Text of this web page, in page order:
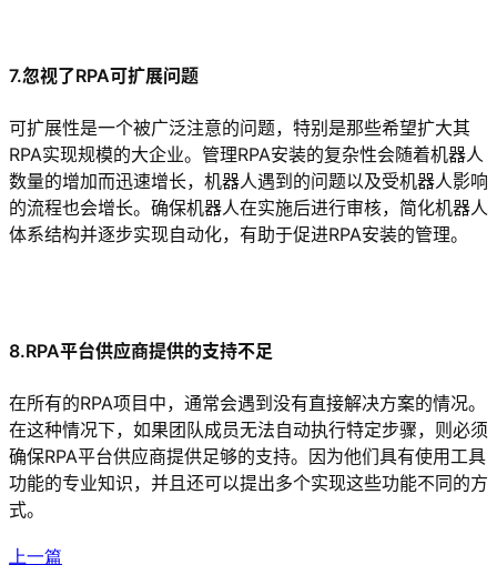
7.忽视了RPA可扩展问题
可扩展性是一个被广泛注意的问题，特别是那些希望扩大其
RPA实现规模的大企业。管理RPA安装的复杂性会随着机器人
数量的增加而迅速增长，机器人遇到的问题以及受机器人影响
的流程也会增长。确保机器人在实施后进行审核，简化机器人
体系结构并逐步实现自动化，有助于促进RPA安装的管理。
8.RPA平台供应商提供的支持不足
在所有的RPA项目中，通常会遇到没有直接解决方案的情况。
在这种情况下，如果团队成员无法自动执行特定步骤，则必须
确保RPA平台供应商提供足够的支持。因为他们具有使用工具
功能的专业知识，并且还可以提出多个实现这些功能不同的方
式。
上一篇